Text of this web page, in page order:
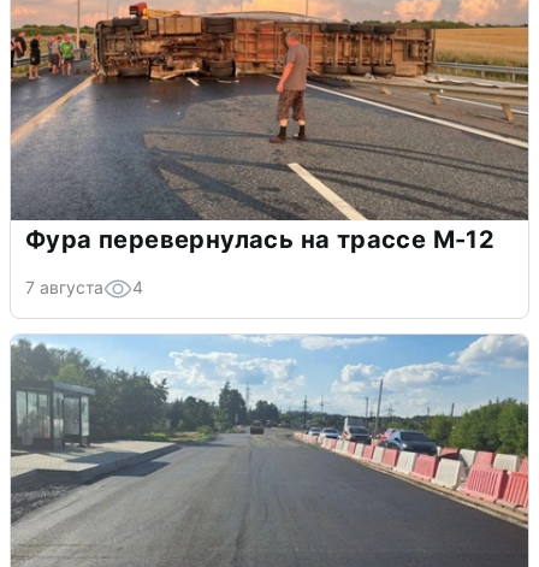
Фура перевернулась на трассе М-12
7 августа 4